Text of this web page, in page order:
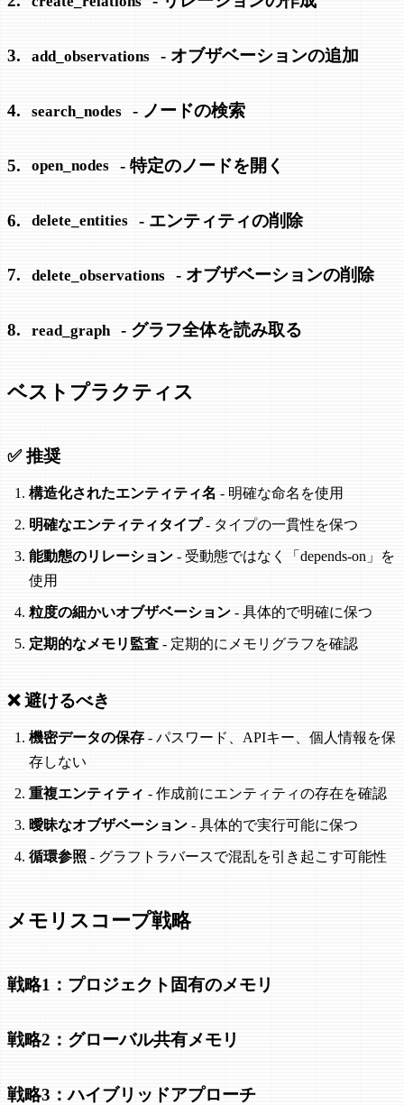
3. add_observations - オブザベーションの追加
4. search_nodes - ノードの検索
5. open_nodes - 特定のノードを開く
6. delete_entities - エンティティの削除
7. delete_observations - オブザベーションの削除
8. read_graph - グラフ全体を読み取る
ベストプラクティス
✅ 推奨
構造化されたエンティティ名 - 明確な命名を使用
明確なエンティティタイプ- タイプの一貫性を保つ
能動態のリレーション - 受動態ではなく「depends-on」を
使用
粒度の細かいオブザベーション - 具体的で明確に保つ
定期的なメモリ監査 - 定期的にメモリグラフを確認
❌ 避けるべき
機密データの保存 - パスワード、APIキー、個人情報を保
存しない
重複エンティティ - 作成前にエンティティの存在を確認
曖昧なオブザベーション - 具体的で実行可能に保つ
循環参照 - グラフトラバースで混乱を引き起こす可能性
メモリスコープ戦略
戦略1：プロジェクト固有のメモリ
戦略2：グローバル共有メモリ
戦略3：ハイブリッドアプローチ